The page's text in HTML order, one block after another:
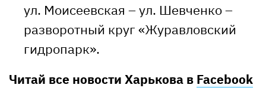
ул. Моисеевская – ул. Шевченко –
разворотный круг «Журавловский
гидропарк».
Читай все новости Харькова в Facebook